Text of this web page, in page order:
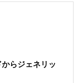
らジェネリッ